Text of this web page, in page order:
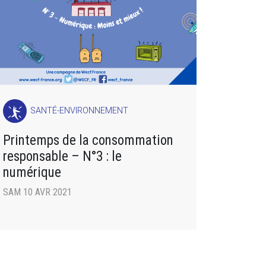
SANTÉ-ENVIRONNEMENT
Printemps de la consommation
responsable – N°3 : le
numérique
SAM 10 AVR 2021